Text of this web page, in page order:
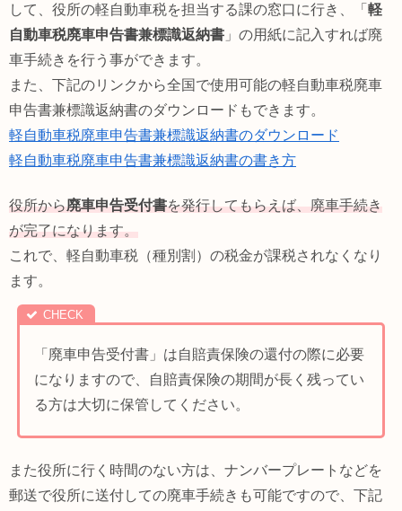
して、役所の軽自動車税を担当する課の窓口に行き、「 軽
自動車税廃車申告書兼標識返納書 」の用紙に記入すれば廃
車手続きを行う事ができます。
また、下記のリンクから全国で使用可能の軽自動車税廃車
申告書兼標識返納書のダウンロードもできます。
軽自動車税廃車申告書兼標識返納書のダウンロード
軽自動車税廃車申告書兼標識返納書の書き方
役所から廃車申告受付書を発行してもらえば、廃車手続き
が完了になります。
これで、軽自動車税（種別割）の税金が課税されなくなり
ます。
「廃車申告受付書」は自賠責保険の還付の際に必要
になりますので、自賠責保険の期間が長く残ってい
る方は大切に保管してください。
また役所に行く時間のない方は、ナンバープレートなどを
郵送で役所に送付しての廃車手続きも可能ですので、下記